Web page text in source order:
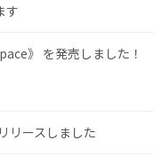
す
》 を発売しました！
リースしました